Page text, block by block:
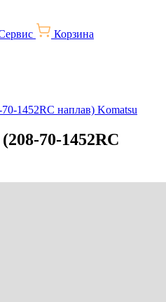
Корзина
1452RC наплав) Komatsu
70-1452RC